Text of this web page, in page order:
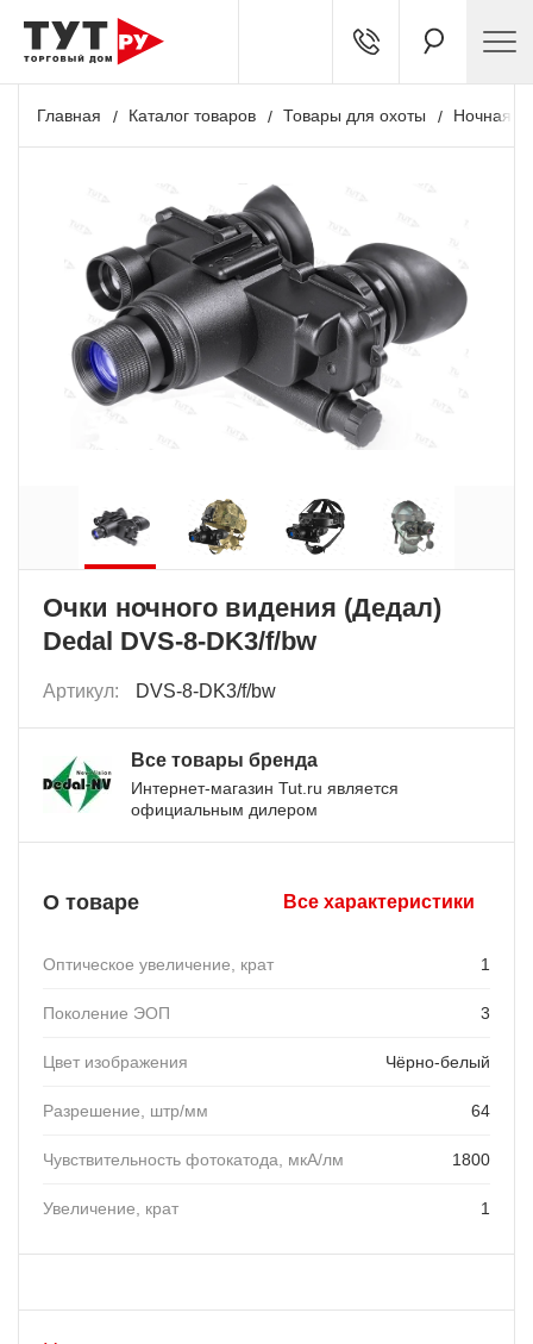
Главная Каталог товаров Товары для охоты Ночная
Очки ночного видения (Дедал)
Dedal DVS-8-DK3/f/bw
Артикул: DVS-8-DK3/f/bw
Все товары бренда
Интернет-магазин Tut.ru является
официальным дилером
О товаре Все характеристики
Оптическое увеличение, крат 1
Поколение ЭОП 3
Цвет изображения Чёрно-белый
Разрешение, штр/мм 64
Чувствительность фотокатода, мкА/лм 1800
Увеличение, крат 1